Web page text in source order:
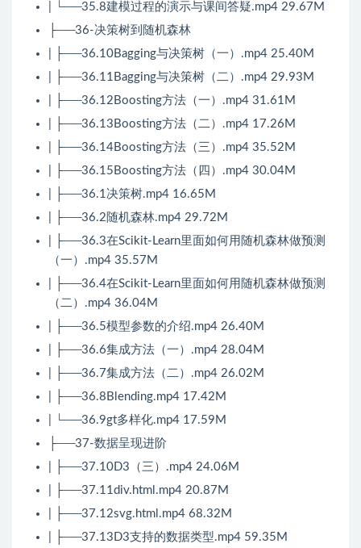
| └──35.8建模过程的演示与课间答疑.mp4 29.67M
├──36-决策树到随机森林
| ├──36.10Bagging与决策树（一）.mp4 25.40M
| ├──36.11Bagging与决策树（二）.mp4 29.93M
| ├──36.12Boosting方法（一）.mp4 31.61M
| ├──36.13Boosting方法（二）.mp4 17.26M
| ├──36.14Boosting方法（三）.mp4 35.52M
| ├──36.15Boosting方法（四）.mp4 30.04M
| ├──36.1决策树.mp4 16.65M
| ├──36.2随机森林.mp4 29.72M
| ├──36.3在Scikit-Learn里面如何用随机森林做预测
（一）.mp4 35.57M
| ├──36.4在Scikit-Learn里面如何用随机森林做预测
（二）.mp4 36.04M
| ├──36.5模型参数的介绍.mp4 26.40M
| ├──36.6集成方法（一）.mp4 28.04M
| ├──36.7集成方法（二）.mp4 26.02M
| ├──36.8Blending.mp4 17.42M
| └──36.9gt多样化.mp4 17.59M
├──37-数据呈现进阶
| ├──37.10D3（三）.mp4 24.06M
| ├──37.11div.html.mp4 20.87M
| ├──37.12svg.html.mp4 68.32M
| ├──37.13D3支持的数据类型.mp4 59.35M